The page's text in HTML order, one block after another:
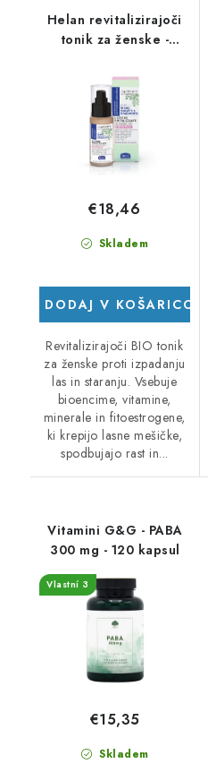
Helan revitalizirajoči
tonik za ženske -
izpadanju las
Skladem
€18,46
DODAJ V KOŠARICO
Revitalizirajoči BIO tonik
za ženske proti izpadanju
las in staranju. Vsebuje
bioencime, vitamine,
minerale in fitoestrogene,
ki krepijo lasne mešičke,
spodbujajo rast in...
Vitamini G&G - PABA
300 mg - 120 kapsul
Vlastní 3
Skladem
€15,35